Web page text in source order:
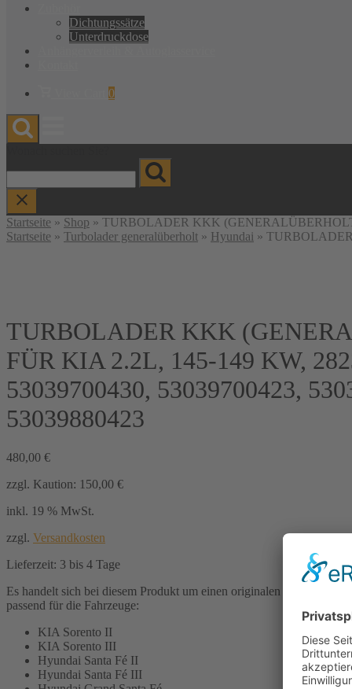
Dichtungssätze
Unterdruckdose
0
Startseite » Shop » TURBOLADER KKK (GENERALÜBERHOLT)
Startseite » Turbolader generalüberholt » Hyundai »
TURBOLADER KKK
FÜR KIA 2.2L, 145-149 KW,
53039700430, 53039700423,
53039880423
480,00 €
zzgl. Kaution: 150,00 €
inkl. 19 % MwSt.
zzgl. Versandkosten
Lieferzeit: 3 bis 4 Tage
Es handelt sich bei diesem Produkt um einen originalen Turbolader
passend für die Fahrzeuge:
KIA Sorento II
KIA Sorento III
Hyundai Santa Fé II
Hyundai Santa Fé III